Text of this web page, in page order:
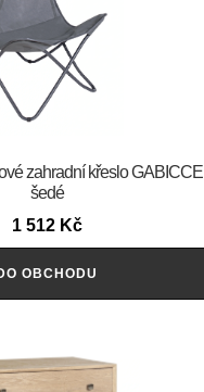
zahradní křeslo GABICCE
šedé
1 512 Kč
OBCHODU